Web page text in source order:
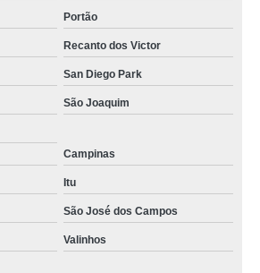
Portão
Recanto dos Victor
San Diego Park
São Joaquim
Campinas
Itu
São José dos Campos
Valinhos